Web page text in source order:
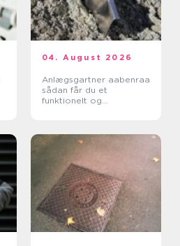
04. August 2026
Anlægsgartner aabenraa
sådan får du et
funktionelt og